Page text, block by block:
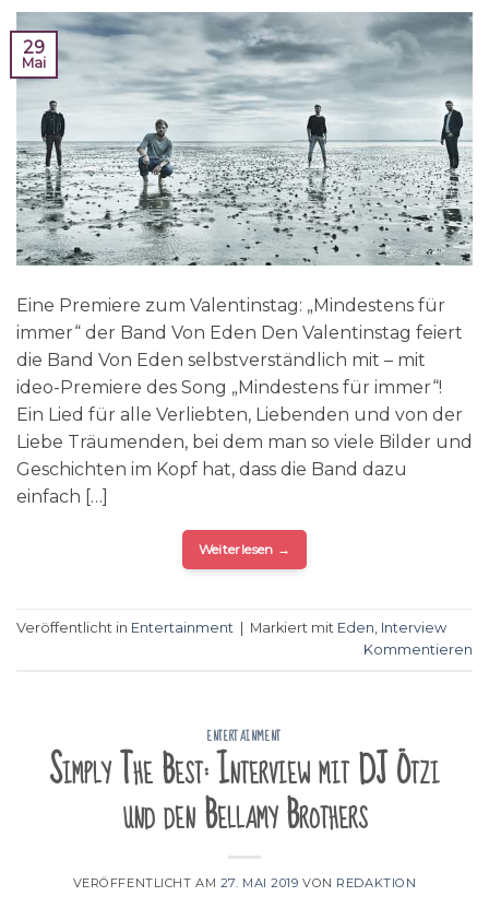
29
Mai
Eine Premiere zum Valentinstag: „Mindestens für
immer“ der Band Von Eden Den Valentinstag feiert
die Band Von Eden selbstverständlich mit – mit
ideo-Premiere des Song „Mindestens für immer“!
Ein Lied für alle Verliebten, Liebenden und von der
Liebe Träumenden, bei dem man so viele Bilder und
Geschichten im Kopf hat, dass die Band dazu
einfach […]
Weiterlesen →
Veröffentlicht in Entertainment Markiert mit Eden Interview
Kommentieren
ENTERTAINMENT
Simply The Best: Interview mit DJ Ötzi
und den Bellamy Brothers
VERÖFFENTLICHT AM 27. MAI 2019 VON REDAKTION